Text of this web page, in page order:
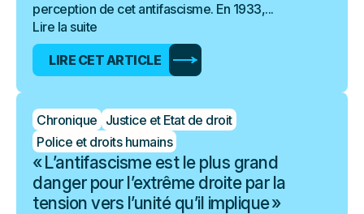
perception de cet antifascisme. En 1933,...
Lire la suite
LIRE CET ARTICLE
Chronique Justice et Etat de droit
Police et droits humains
« L’antifascisme est le plus grand
danger pour l’extrême droite par la
tension vers l’unité qu’il implique »